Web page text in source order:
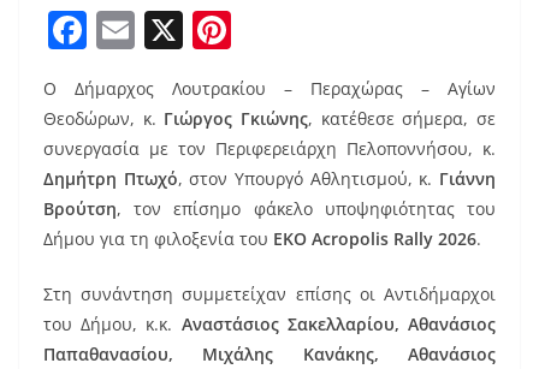
F
a
c
e
b
o
o
k
E
ai
l
X
nt
er
e
st
Ο Δήμαρχος Λουτρακίου – Περαχώρας – Αγίων
Θεοδώρων, κ. Γιώργος Γκιώνης, κατέθεσε σήμερα, σε
συνεργασία με τον Περιφερειάρχη Πελοποννήσου, κ.
Δημήτρη Πτωχό, στον Υπουργό Αθλητισμού, κ. Γιάννη
Βρούτση, τον επίσημο φάκελο υποψηφιότητας του
Δήμου για τη φιλοξενία του EKO Acropolis Rally 2026.
Στη συνάντηση συμμετείχαν επίσης οι Αντιδήμαρχοι
του Δήμου, κ.κ. Αναστάσιος Σακελλαρίου, Αθανάσιος
Παπαθανασίου, Μιχάλης Κανάκης, Αθανάσιος